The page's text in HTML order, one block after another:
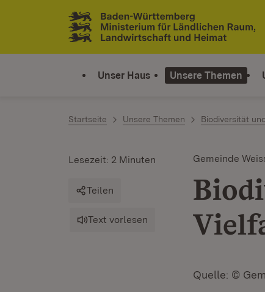
Zum Inhalt springen
Link zur Startseite
Unser Haus Unsere Themen
Startseite Unsere Themen Biodiversität
Gemeinde
Lesezeit: 2 Minuten
Teilen
Text vorlesen
Quelle: ©